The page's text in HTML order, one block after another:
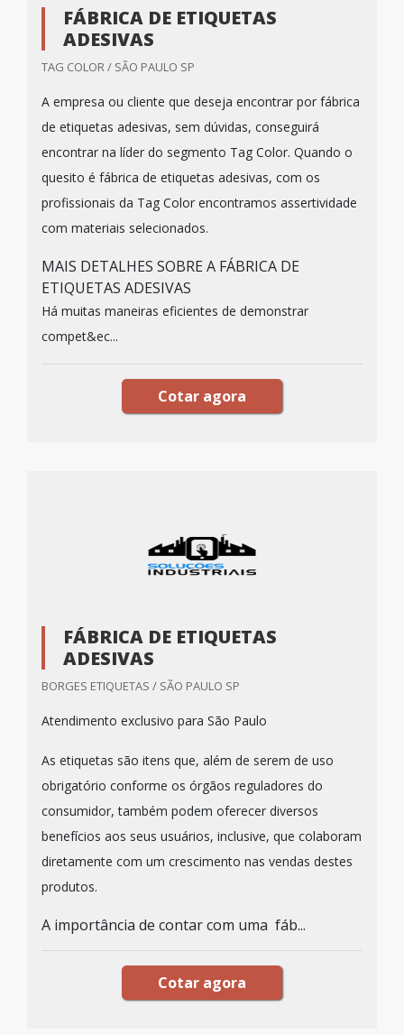
FÁBRICA DE ETIQUETAS
ADESIVAS
TAG COLOR / SÃO PAULO SP
A empresa ou cliente que deseja encontrar por fábrica
de etiquetas adesivas, sem dúvidas, conseguirá
encontrar na líder do segmento Tag Color. Quando o
quesito é fábrica de etiquetas adesivas, com os
profissionais da Tag Color encontramos assertividade
com materiais selecionados.
MAIS DETALHES SOBRE A FÁBRICA DE
ETIQUETAS ADESIVAS
Há muitas maneiras eficientes de demonstrar
compet&ec...
Cotar agora
FÁBRICA DE ETIQUETAS
ADESIVAS
BORGES ETIQUETAS / SÃO PAULO SP
Atendimento exclusivo para São Paulo
As etiquetas são itens que, além de serem de uso
obrigatório conforme os órgãos reguladores do
consumidor, também podem oferecer diversos
benefícios aos seus usuários, inclusive, que colaboram
diretamente com um crescimento nas vendas destes
produtos.
A importância de contar com uma fáb...
Cotar agora